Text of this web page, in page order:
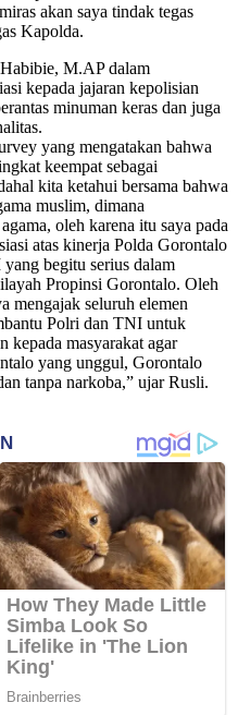
akan saya tindak tegas
Kapolda.
M.AP dalam
kepada jajaran kepolisian
minuman keras dan juga
yang mengatakan bahwa
keempat sebagai
kita ketahui bersama bahwa
muslim, dimana
oleh karena itu saya pada
atas kinerja Polda Gorontalo
begitu serius dalam
Propinsi Gorontalo. Oleh
mengajak seluruh elemen
Polri dan TNI untuk
kepada masyarakat agar
yang unggul, Gorontalo
tanpa narkoba,” ujar Rusli.